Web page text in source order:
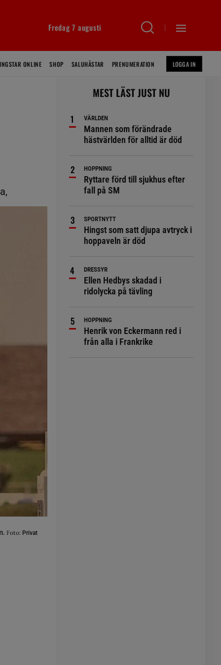
Fredag 7 augusti
ONLINE SHOP SALUHÄSTAR PRENUMERATION LOGGA IN
Foto: Privat
MEST LÄST JUST NU
VÄRLDEN
Mannen som förändrade
hästvärlden för alltid är död
HOPPNING
Ryttare förd till sjukhus efter
fall på SM
SPORTNYTT
Hingst som satt djupa avtryck i
hoppaveln är död
DRESSYR
Ellen Hedbys skadad i
ridolycka på tävling
HOPPNING
Henrik von Eckermann red i
från alla i Frankrike